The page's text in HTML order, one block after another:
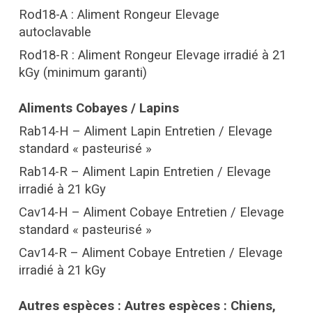
Rod18-A : Aliment Rongeur Elevage
autoclavable
Rod18-R : Aliment Rongeur Elevage irradié à 21
kGy (minimum garanti)
Aliments Cobayes / Lapins
Rab14-H – Aliment Lapin Entretien / Elevage
standard « pasteurisé »
Rab14-R – Aliment Lapin Entretien / Elevage
irradié à 21 kGy
Cav14-H – Aliment Cobaye Entretien / Elevage
standard « pasteurisé »
Cav14-R – Aliment Cobaye Entretien / Elevage
irradié à 21 kGy
Autres espèces : Autres espèces : Chiens,